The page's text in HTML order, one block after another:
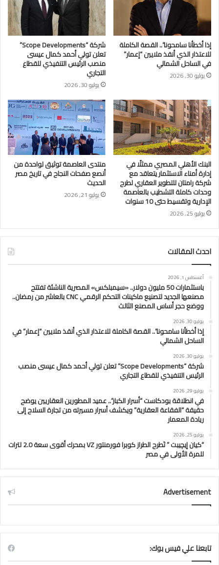
إذا أخطأنا سامحونا”.. القصة الكاملة
للاعتذار الذي أنقذ ملايين “إعمار”
في الساحل الشمالي
يوليو 30, 2026
شركة “Scope Developments”
تعلن تولي أحمد كمال عيسى
منصب الرئيس التنفيذي للقطاع
التجاري
يوليو 30, 2026
البنك الأهلي المصري ممثلًا في
إدارة أمناء الاستثمار يتعاقد مع
شركة رامتان للتطوير العقاري لطرح
وحدات كاملة التشطيب بالعاصمة
الإدارية وتقسيط حتى 10 سنوات
يوليو 25, 2026
منتدى العاصمة توثيق لواحدة من
أنصع صفحات النجاح في تاريخ مصر
الحديث
يوليو 21, 2026
احدث المقالات
أغسطس 1, 2026
باستثمارات 50 مليون دولار.. «سيمبلكس» المصرية الناشئة تفتتح
مصنعها الجديد لتصنيع ماكينات التحكم الرقمي CNC بالعاشر من رمضان..
ووضع حجر أساس المصنع الثالث
يوليو 30, 2026
إذا أخطأنا سامحونا”.. القصة الكاملة للاعتذار الذي أنقذ ملايين “إعمار” في
الساحل الشمالي
يوليو 30, 2026
شركة “Scope Developments” تعلن تولي أحمد كمال عيسى منصب
الرئيس التنفيذي للقطاع التجاري
يوليو 29, 2026
في انطلاقة بودكاست “أسرار الكبار”.. عميد المطورين العقاريين يوضح
حقيقة “الفقاعة العقارية” ويكشف أسرار مسيرته من تجارة السلاح إلى
ريادة المعمار
يوليو 25, 2026
“كيان إيچيبت ” تَطرح الطراز كوبرا فورمنتور VZ بمحرك أقوى سعة 2.0 لترات
للمرة الأولى في مصر
Advertisement
تابعنا علي فيس بوك: